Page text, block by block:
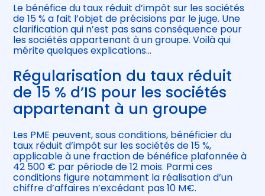
Être prêt pour la facturation
électronique
Le bénéfice du taux réduit d’impôt sur les sociétés
de 15 % a fait l’objet de précisions par le juge. Une
clarification qui n’est pas sans conséquence pour
les sociétés appartenant à un groupe. Voilà qui
mérite quelques explications…
Régularisation du taux réduit
de 15 % d’IS pour les sociétés
appartenant à un groupe
Les PME peuvent, sous conditions, bénéficier du
taux réduit d’impôt sur les sociétés de 15 %,
applicable à une fraction de bénéfice plafonnée à
42 500 € par période de 12 mois. Parmi ces
conditions figure notamment la réalisation d’un
chiffre d’affaires n’excédant pas 10 M€.